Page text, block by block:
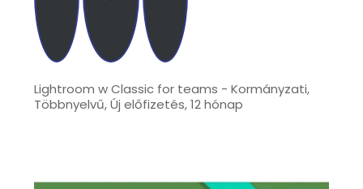
Lightroom w Classic for teams - Kormányzati,
Többnyelvű, Új előfizetés, 12 hónap